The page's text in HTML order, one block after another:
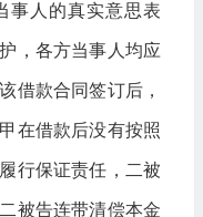
事人的真实意思表
，各方当事人均应
借款合同签订后，
在借款后没有按照
行保证责任，二被
被告连带清偿本金